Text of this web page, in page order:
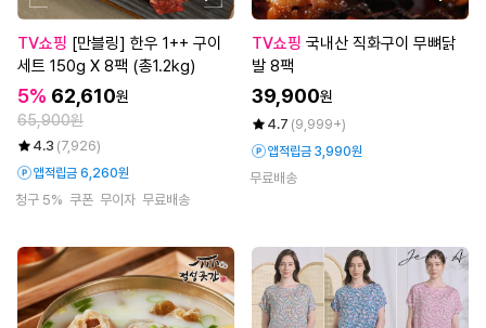
TV쇼핑
세트 150g X 8팩 (총1.2kg)
5% 62,610원
65,900원
4.3 (7,926)
앱적립금 6,260원
청구 5% 쿠폰 무이자 무료배송
TV쇼핑
발 8팩
39,900원
4.7 (9,999+)
앱적립금 3,990원
무료배송